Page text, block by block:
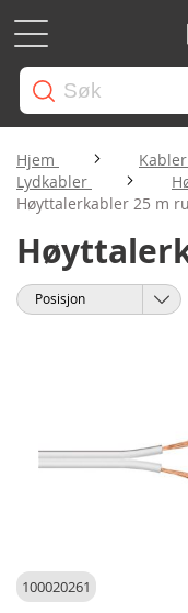
Hjem
Lydkabler
Høyttalerkabler 25 m
Sorter
100020261